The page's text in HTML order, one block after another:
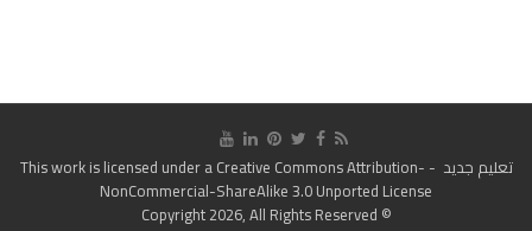
تعليم جديد - This work is licensed under a
Creative Commons Attribution-
NonCommercial-ShareAlike 3.0 Unported License
© Copyright 2026, All Rights Reserved